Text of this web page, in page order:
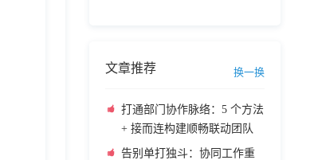
文章推荐 换一换
打通部门协作脉络：5 个方法
+ 接而连构建顺畅联动团队
告别单打独斗：协同工作重